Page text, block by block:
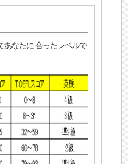
あなたに 合ったレベルで